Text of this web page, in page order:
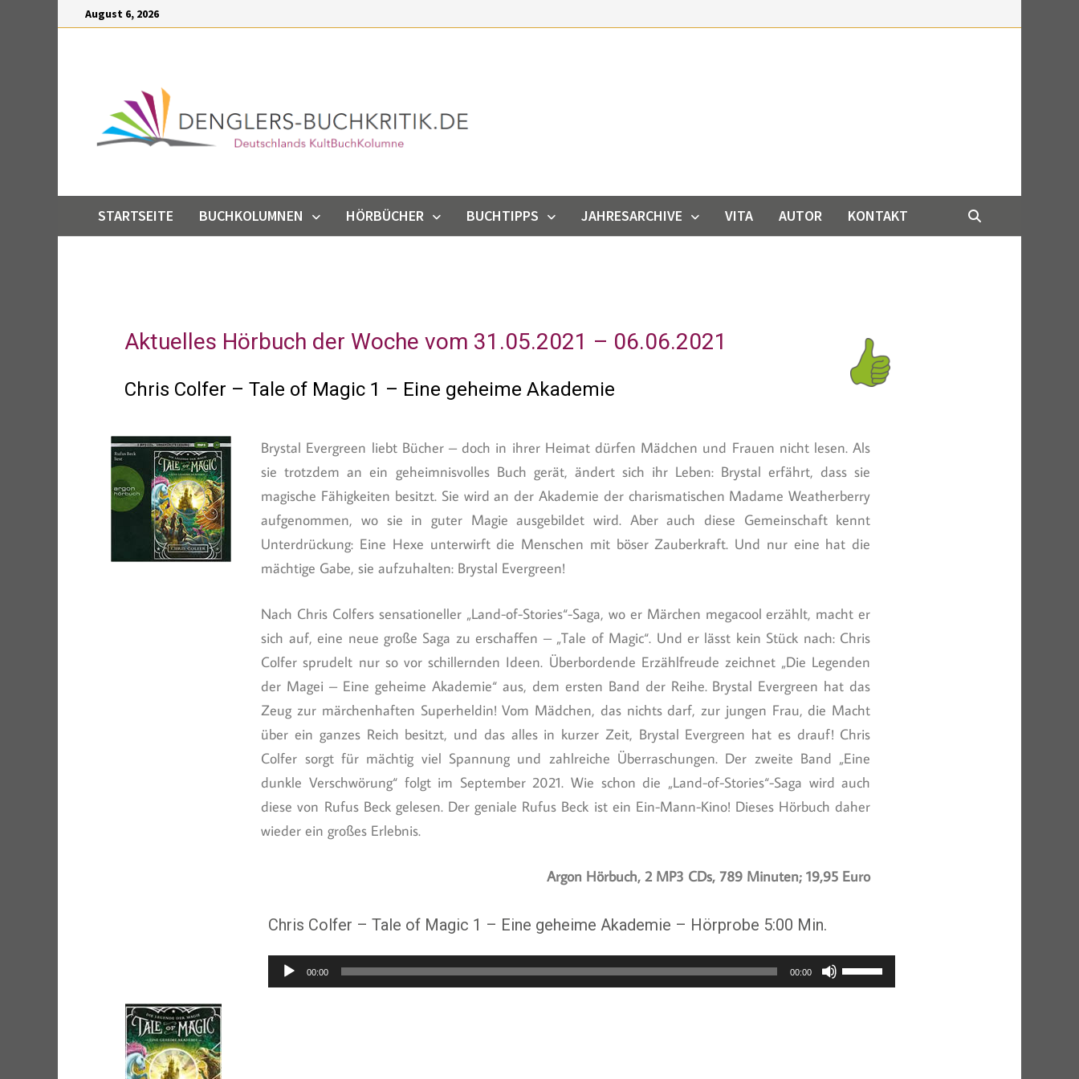
August 6, 2026
STARTSEITE BUCHKOLUMNEN HÖRBÜCHER BUCHTIPPS JAHRESARCHIVE VITA AUTOR KONTAKT
Aktuelles Hörbuch der Woche vom 31.05.2021 – 06.06.2021
Chris Colfer – Tale of Magic 1 – Eine geheime Akademie
Brystal Evergreen liebt Bücher – doch in ihrer Heimat dürfen Mädchen und Frauen nicht lesen. Als
sie trotzdem an ein geheimnisvolles Buch gerät, ändert sich ihr Leben: Brystal erfährt, dass sie
magische Fähigkeiten besitzt. Sie wird an der Akademie der charismatischen Madame Weatherberry
aufgenommen, wo sie in guter Magie ausgebildet wird. Aber auch diese Gemeinschaft kennt
Unterdrückung: Eine Hexe unterwirft die Menschen mit böser Zauberkraft. Und nur eine hat die
mächtige Gabe, sie aufzuhalten: Brystal Evergreen!
Nach Chris Colfers sensationeller „Land-of-Stories“-Saga, wo er Märchen megacool erzählt, macht er
sich auf, eine neue große Saga zu erschaffen – „Tale of Magic“. Und er lässt kein Stück nach: Chris
Colfer sprudelt nur so vor schillernden Ideen. Überbordende Erzählfreude zeichnet „Die Legenden
der Magei – Eine geheime Akademie“ aus, dem ersten Band der Reihe. Brystal Evergreen hat das
Zeug zur märchenhaften Superheldin! Vom Mädchen, das nichts darf, zur jungen Frau, die Macht
über ein ganzes Reich besitzt, und das alles in kurzer Zeit, Brystal Evergreen hat es drauf! Chris
Colfer sorgt für mächtig viel Spannung und zahlreiche Überraschungen. Der zweite Band „Eine
dunkle Verschwörung“ folgt im September 2021. Wie schon die „Land-of-Stories“-Saga wird auch
diese von Rufus Beck gelesen. Der geniale Rufus Beck ist ein Ein-Mann-Kino! Dieses Hörbuch daher
wieder ein großes Erlebnis.
Argon Hörbuch, 2 MP3 CDs, 789 Minuten; 19,95 Euro
Chris Colfer – Tale of Magic 1 – Eine geheime Akademie – Hörprobe 5:00 Min.
Audio-
Player
00:00 00:00
Pfeiltasten
Hoch/Runter